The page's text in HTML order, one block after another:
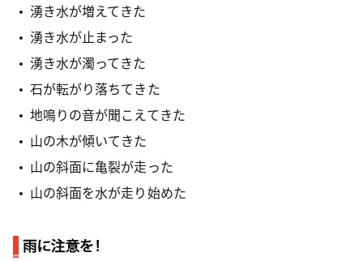
湧き水が増えてきた
湧き水が止まった
湧き水が濁ってきた
石が転がり落ちてきた
地鳴りの音が聞こえてきた
山の木が傾いてきた
山の斜面に亀裂が走った
山の斜面を水が走り始めた